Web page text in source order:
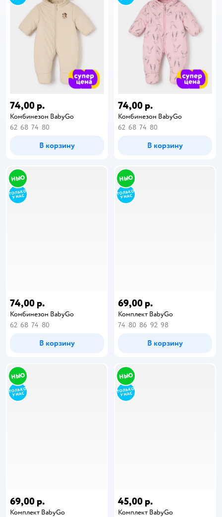
74,00 р.
Комбинезон BabyGо
62 68 74 80
В корзину
74,00 р.
Комбинезон BabyGо
62 68 74 80
В корзину
74,00 р.
Комбинезон BabyGо
62 68 74 80
В корзину
69,00 р.
Комплект BabyGo
74 80 86 92 98
В корзину
69,00 р.
Комплект BabyGo
45,00 р.
Комплект BabyGo